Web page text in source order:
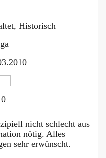
Historisch
0
nicht schlecht aus
nötig. Alles
sehr erwünscht.